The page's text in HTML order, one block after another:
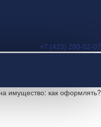
+7 (423) 280-02-07
имущество: как оформлять?